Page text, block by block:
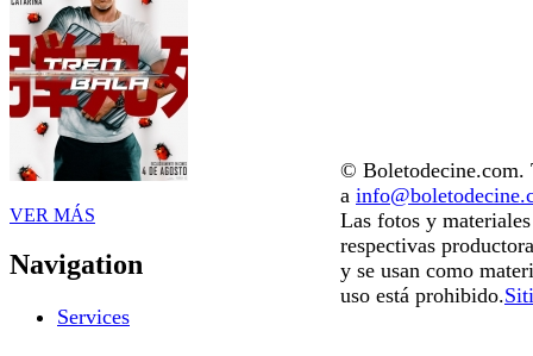
VER MÁS
Navigation
Services
© Boletodecine.com.
a
Las fotos y
respectivas
y se usan como
uso está prohibido.